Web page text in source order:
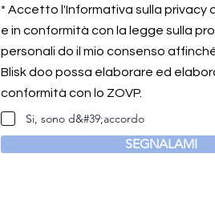
* Accetto l'Informativa sulla privacy
e in conformità con la legge sulla
personali do il mio consenso
Blisk doo possa elaborare ed
conformità con lo ZOVP.
Si, sono d&#39;accordo
SEGNALAMI